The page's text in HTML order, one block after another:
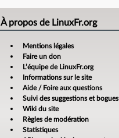
À propos de LinuxFr.org
Mentions légales
Faire un don
L’équipe de LinuxFr.org
Informations sur le site
Aide / Foire aux questions
Suivi des suggestions et bogues
Wiki du site
Règles de modération
Statistiques